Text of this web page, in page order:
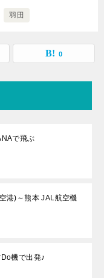
羽田
0
で飛ぶ
港)～熊本 JAL航空機
機で出発♪